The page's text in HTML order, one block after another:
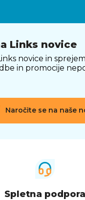
Links novice
novice in
in promocije
Naročite se na naše
Spletna podpora